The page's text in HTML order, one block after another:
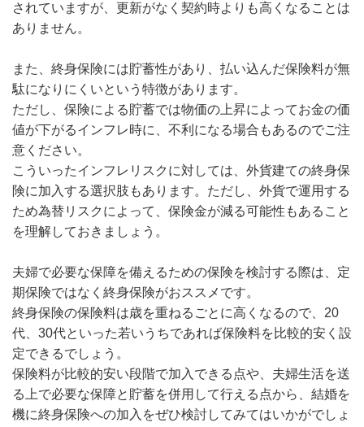
されていますが、更新がなく契約時よりも高くなることは
ありません。
また、終身保険には貯蓄性があり、払い込んだ保険料が無
駄になりにくいという特徴があります。
ただし、保険による貯蓄では物価の上昇によってお金の価
値が下がるインフレ時に、不利になる場合もあるのでご注
意ください。
こういったインフレリスクに対しては、外貨建ての終身保
険に加入する選択肢もあります。ただし、外貨で運用する
ため為替リスクによって、保険金が減る可能性もあること
を理解しておきましょう。
夫婦で必要な保障を備えるための保険を検討する際は、定
期保険ではなく終身保険がおススメです。
終身保険の保険料は歳を重ねるごとに高くなるので、20
代、30代といった若いうちであれば保険料を比較的安く設
定できるでしょう。
保険料が比較的安い段階で加入できる点や、夫婦生活を送
る上で必要な保障と貯蓄を併用して行える点から、結婚を
機に終身保険への加入をぜひ検討してみてはいかがでしょ